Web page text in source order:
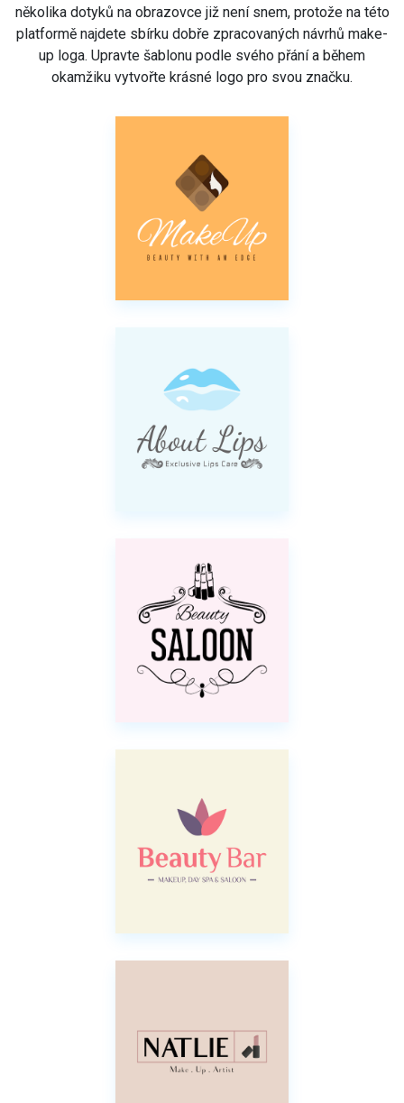
několika dotyků na obrazovce již není snem, protože na této
platformě najdete sbírku dobře zpracovaných návrhů make-
up loga. Upravte šablonu podle svého přání a během
okamžiku vytvořte krásné logo pro svou značku.